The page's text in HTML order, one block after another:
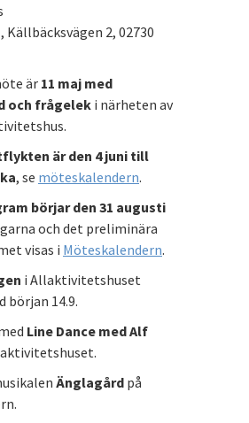
2, 02730
är 11 maj med
och frågelek i närheten av
är den 4 juni till
, se möteskalendern.
börjar den 31 augusti
och det preliminära
visas i Möteskalendern.
i Allaktivitetshuset
14.9.
Line Dance med Alf
Änglagård på